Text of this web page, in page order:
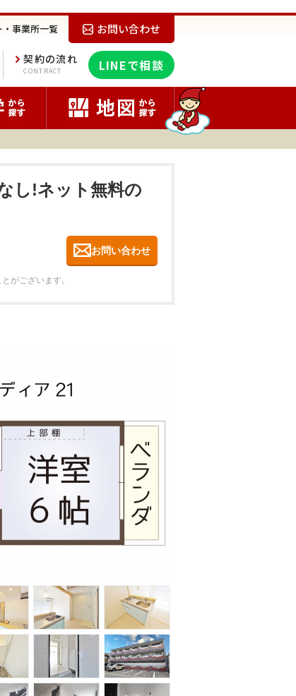
お問い合わせ
事業所一覧
LINEで相談
契約の流れ
CONTRACT
し!ネット無料の
お問い合わせ
がございます。